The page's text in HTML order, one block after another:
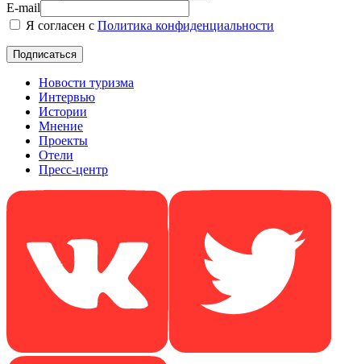
E-mail
Я согласен с Политика конфиденциальности
Новости туризма
Интервью
Истории
Мнение
Проекты
Отели
Пресс-центр